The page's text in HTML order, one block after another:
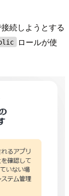
続しようとする
ロールが使